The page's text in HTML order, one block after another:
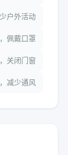
户外活动
佩戴口罩
关闭门窗
减少通风